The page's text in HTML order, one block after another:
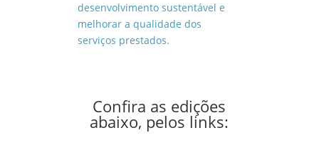
desenvolvimento sustentável e
melhorar a qualidade dos
serviços prestados.
Confira as edições
abaixo, pelos links: